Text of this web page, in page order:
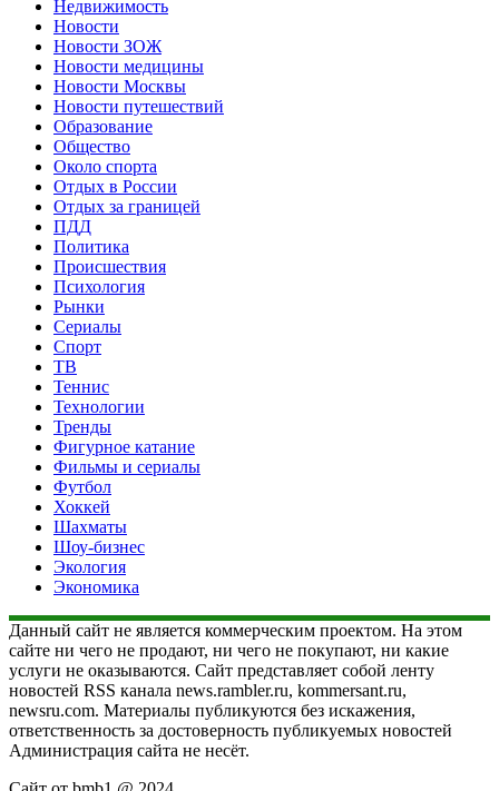
Недвижимость
Новости
Новости ЗОЖ
Новости медицины
Новости Москвы
Новости путешествий
Образование
Общество
Около спорта
Отдых в России
Отдых за границей
ПДД
Политика
Происшествия
Психология
Рынки
Сериалы
Спорт
ТВ
Теннис
Технологии
Тренды
Фигурное катание
Фильмы и сериалы
Футбол
Хоккей
Шахматы
Шоу-бизнес
Экология
Экономика
Данный сайт не является коммерческим проектом. На этом
сайте ни чего не продают, ни чего не покупают, ни какие
услуги не оказываются. Сайт представляет собой ленту
новостей RSS канала news.rambler.ru, kommersant.ru,
newsru.com. Материалы публикуются без искажения,
ответственность за достоверность публикуемых новостей
Администрация сайта не несёт.